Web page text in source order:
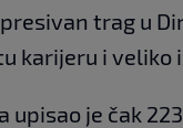
trag u
karijeru i veliko
upisao je čak